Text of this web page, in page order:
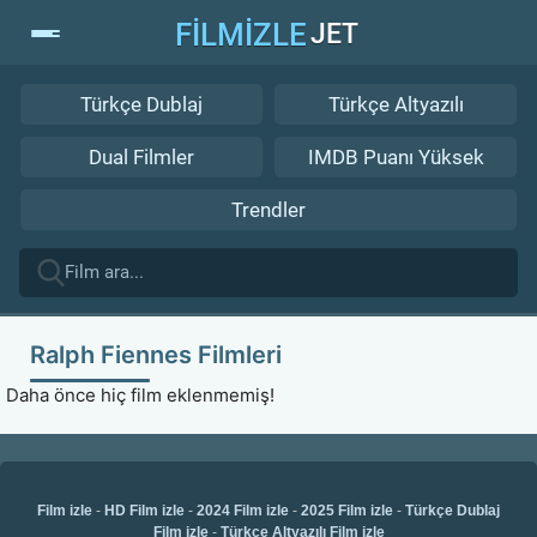
FİLMİZLEJET
Türkçe Dublaj Türkçe Altyazılı
Dual Filmler IMDB Puanı Yüksek
Trendler
Ralph Fiennes Filmleri
Daha önce hiç film eklenmemiş!
Film izle - HD Film izle - 2024 Film izle - 2025 Film izle - Türkçe Dublaj
Film izle- Türkçe Altyazılı Film izle